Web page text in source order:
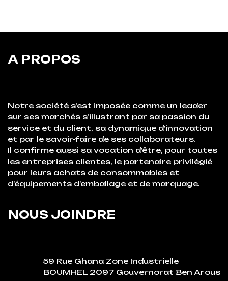
A PROPOS
Notre société s’est imposée comme un leader
sur ses marchés s’illustrant par sa passion du
service et du client, sa dynamique d’innovation
et par le savoir-faire de ses collaborateurs.
Il confirme aussi sa vocation d’être, pour toutes
les entreprises clientes, le partenaire privilégié
pour leurs achats de consommables et
d’équipements d’emballage et de marquage.
NOUS JOINDRE
59 Rue Ghana Zone Industrielle
BOUMHEL 2097 Gouvernorat Ben Arous